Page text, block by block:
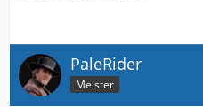
PaleRider
Meister